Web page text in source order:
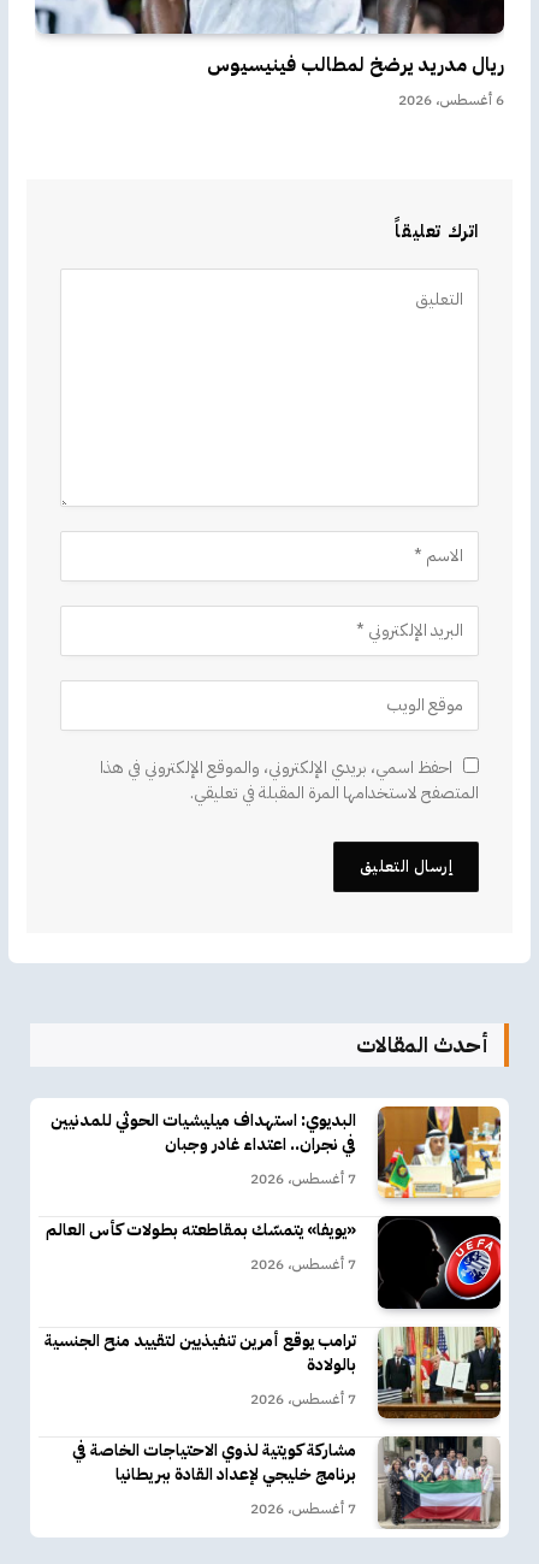
ريال مدريد يرضخ لمطالب فينيسيوس
6 أغسطس، 2026
اترك تعليقاً
احفظ اسمي، بريدي الإلكتروني، والموقع الإلكتروني في هذا
المتصفح لاستخدامها المرة المقبلة في تعليقي.
أحدث المقالات
البديوي: استهداف ميليشيات الحوثي للمدنيين
في نجران.. اعتداء غادر وجبان
7 أغسطس، 2026
«يويفا» يتمسّك بمقاطعته بطولات كأس العالم
7 أغسطس، 2026
ترامب يوقع أمرين تنفيذيين لتقييد منح الجنسية
بالولادة
7 أغسطس، 2026
مشاركة كويتية لذوي الاحتياجات الخاصة في
برنامج خليجي لإعداد القادة ببريطانيا
7 أغسطس، 2026